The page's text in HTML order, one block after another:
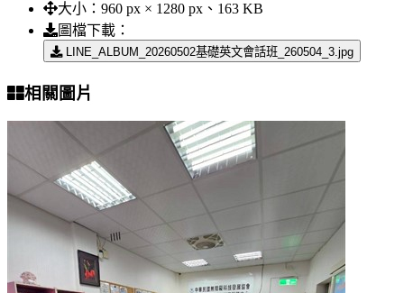
大小： 960 px × 1280 px、163 KB
圖檔下載：
LINE_ALBUM_20260502基礎英文會話班_260504_3.jpg
相關圖片